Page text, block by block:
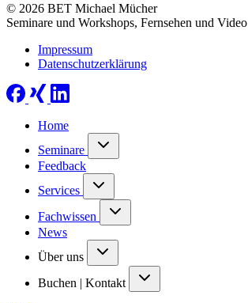
© 2026 BET Michael Mücher
Seminare und Workshops, Fernsehen und Video
Impressum
Datenschutzerklärung
Home
Seminare
Feedback
Services
Fachwissen
News
Über uns
Buchen | Kontakt